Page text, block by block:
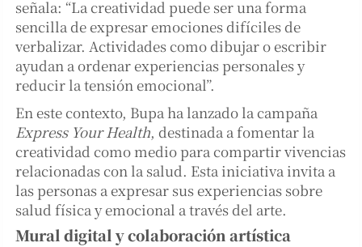
señala: “La creatividad puede ser una forma
sencilla de expresar emociones difíciles de
verbalizar. Actividades como dibujar o escribir
ayudan a ordenar experiencias personales y
reducir la tensión emocional”.
En este contexto, Bupa ha lanzado la campaña
Express Your Health, destinada a fomentar la
creatividad como medio para compartir vivencias
relacionadas con la salud. Esta iniciativa invita a
las personas a expresar sus experiencias sobre
salud física y emocional a través del arte.
Mural digital y colaboración artística